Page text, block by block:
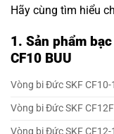
Hãy cùng tìm hiểu
1. Sản phẩm
CF10 BUU
Vòng bi Đức SKF CF10-
Vòng bi Đức SKF
Vòng bi Đức SKF CF12-